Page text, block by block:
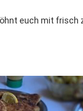
euch mit frisch